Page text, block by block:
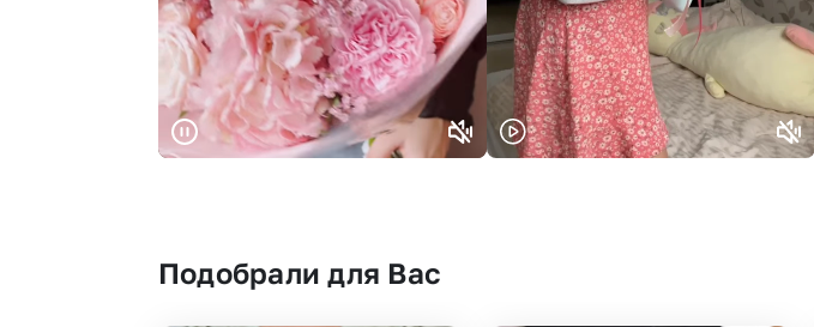
Казань
Челябинск
Новосибирск
Волгоград
Подобрали для Вас